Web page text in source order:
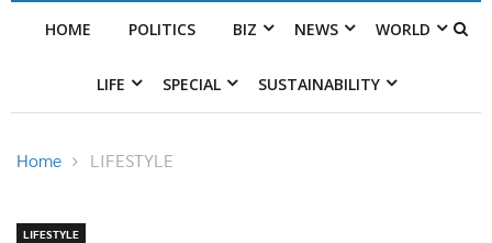
HOME POLITICS BIZ NEWS WORLD
LIFE SPECIAL SUSTAINABILITY
Home LIFESTYLE
LIFESTYLE